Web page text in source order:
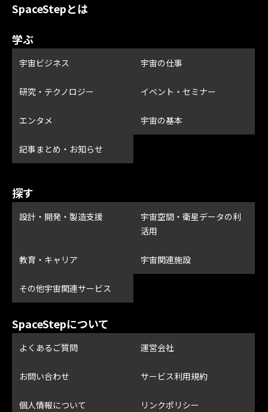
SpaceStepとは
学ぶ
宇宙ビジネス 宇宙の仕事
研究・テクノロジー イベント・セミナー
エンタメ 宇宙の基本
記事まとめ・お知らせ
探す
設計・開発・製造支援
宇宙空間・衛星データの利
活用
教育・キャリア 宇宙関連施設
その他宇宙関連サービス
SpaceStepについて
よくあるご質問 運営会社
お問い合わせ サービス利用規約
個人情報について リンクポリシー